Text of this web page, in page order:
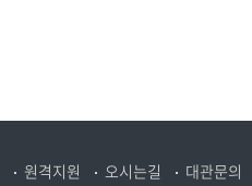
원격지원 오시는길 대관문의